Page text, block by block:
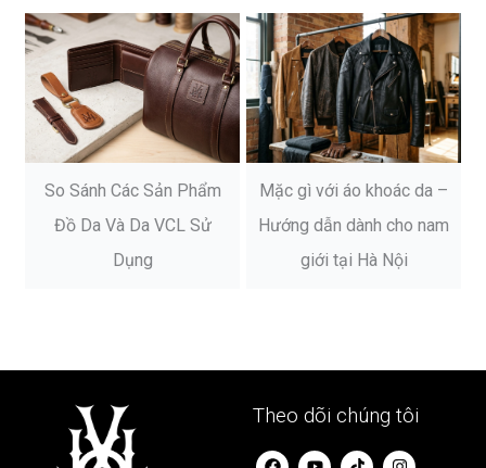
So Sánh Các Sản Phẩm
Đồ Da Và Da VCL Sử
Dụng
Mặc gì với áo khoác da –
Hướng dẫn dành cho nam
giới tại Hà Nội
Theo dõi chúng tôi
F
Y
I